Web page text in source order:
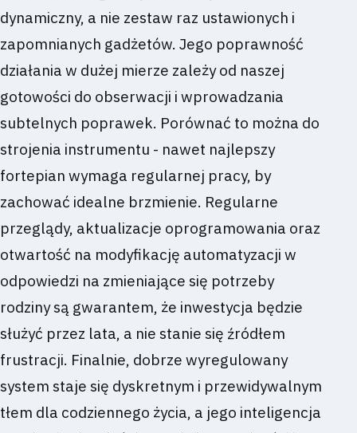
dynamiczny, a nie zestaw raz ustawionych i
zapomnianych gadżetów. Jego poprawność
działania w dużej mierze zależy od naszej
gotowości do obserwacji i wprowadzania
subtelnych poprawek. Porównać to można do
strojenia instrumentu - nawet najlepszy
fortepian wymaga regularnej pracy, by
zachować idealne brzmienie. Regularne
przeglądy, aktualizacje oprogramowania oraz
otwartość na modyfikację automatyzacji w
odpowiedzi na zmieniające się potrzeby
rodziny są gwarantem, że inwestycja będzie
służyć przez lata, a nie stanie się źródłem
frustracji. Finalnie, dobrze wyregulowany
system staje się dyskretnym i przewidywalnym
tłem dla codziennego życia, a jego inteligencja